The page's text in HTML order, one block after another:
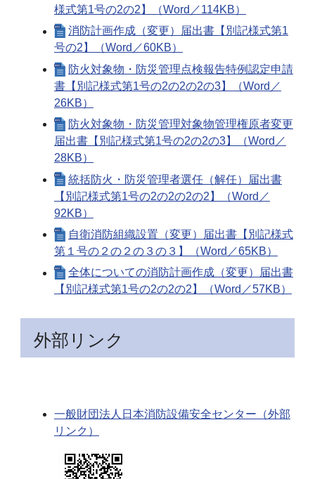
様式第1号の2の2】（Word／114KB）
消防計画作成（変更）届出書【別記様式第1
号の2】（Word／60KB）
防火対象物・防災管理点検報告特例認定申請
書【別記様式第1号の2の2の2の3】（Word／
26KB）
防火対象物・防災管理対象物管理権原者変更
届出書【別記様式第1号の2の2の3】（Word／
28KB）
統括防火・防災管理者選任（解任）届出書
【別記様式第1号の2の2の2の2】（Word／
92KB）
自衛消防組織設置（変更）届出書【別記様式
第１号の２の２の３の３】（Word／65KB）
全体についての消防計画作成（変更）届出書
【別記様式第1号の2の2の2】（Word／57KB）
外部リンク
一般財団法人日本消防設備安全センター（外部
リンク）